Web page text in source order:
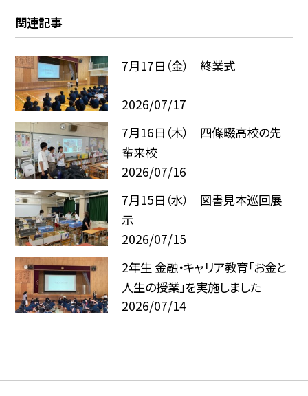
関連記事
7月17日（金） 終業式
2026/07/17
7月16日（木） 四條畷高校の先
輩来校
2026/07/16
7月15日（水） 図書見本巡回展
示
2026/07/15
2年生 金融・キャリア教育「お金と
人生の授業」を実施しました
2026/07/14